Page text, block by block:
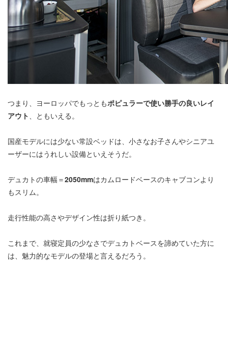
つまり、ヨーロッパでもっともポピュラーで使い勝手の良いレイ
アウト、ともいえる。
国産モデルには少ない常設ベッドは、小さなお子さんやシニアユ
ーザーにはうれしい設備といえそうだ。
デュカトの車幅＝2050mmはカムロードベースのキャブコンより
もスリム。
走行性能の高さやデザイン性は折り紙つき。
これまで、就寝定員の少なさでデュカトベースを諦めていた方に
は、魅力的なモデルの登場と言えるだろう。